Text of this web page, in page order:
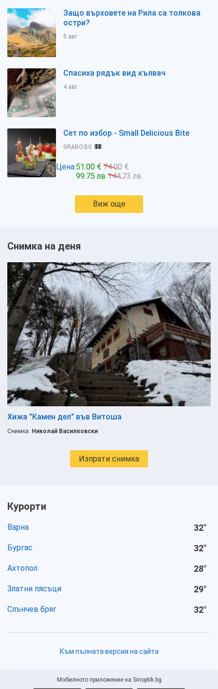
Защо върховете на Рила са толкова
остри?
5 авг
Спасиха рядък вид кълвач
4 авг
Сет по избор - Small Delicious Bite
GRABO.BG
Цена:51.00 € 74.00 €
99.75 лв 144.73 лв
Виж още
Снимка на деня
Хижа "Камен дел" във Витоша
Снимка: Николай Василковски
Изпрати снимка
Курорти
Варна 32°
Бургас 32°
Ахтопол 28°
Златни пясъци 29°
Слънчев бряг 32°
Към пълната версия на сайта
Мобилното приложение на Sinoptik.bg